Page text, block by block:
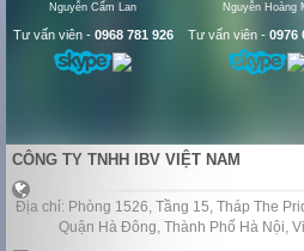
Nguyễn Cẩm Lan
Tư vấn viên- 0968 781 926
Nguyễn Hoàng
Tư vấn viên- 0976
CÔNG TY TNHH IBV VIỆT NAM
Địa chỉ: Phòng 1526, Tầng 15, Tháp The
Quận Hà Đông, Thành Phố Hà Nội,